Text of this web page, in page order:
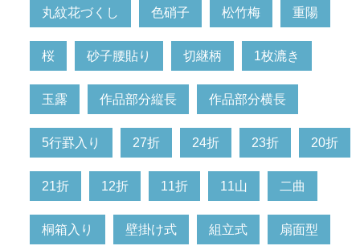
丸紋花づくし 色硝子 松竹梅 重陽
桜 砂子腰貼り 切継柄 1枚漉き
玉露 作品部分縦長 作品部分横長
5行罫入り 27折 24折 23折 20折
21折 12折 11折 11山 二曲
桐箱入り 壁掛け式 組立式 扇面型